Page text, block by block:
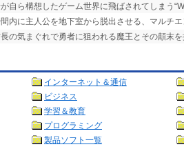
自ら構想したゲーム世界に飛ばされてしまう
内に主人公を地下室から脱出させる、マルチ
の気まぐれで勇者に狙われる魔王とその顛末
インターネット＆通信
ビジネス
学習＆教育
プログラミング
製品ソフト一覧